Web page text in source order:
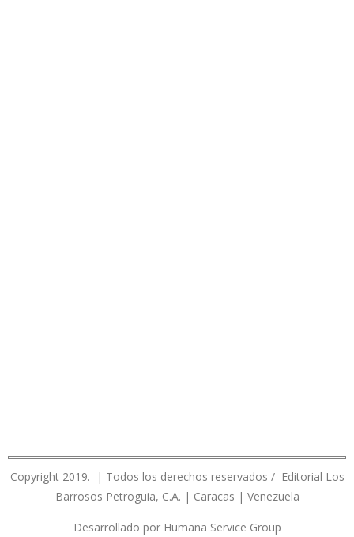
Copyright 2019. | Todos los derechos reservados / Editorial Los
Barrosos Petroguia, C.A. | Caracas | Venezuela
Desarrollado por Humana Service Group